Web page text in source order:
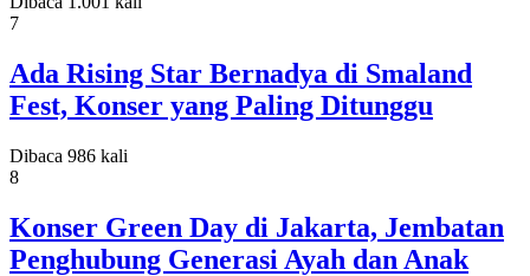
7
Ada Rising Star Bernadya di Smaland
Fest, Konser yang Paling Ditunggu
Dibaca 986 kali
8
Konser Green Day di Jakarta, Jembatan
Penghubung Generasi Ayah dan Anak